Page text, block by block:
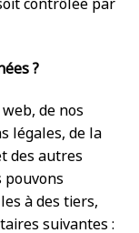
contrôlée par
?
de nos
légales, de la
des autres
pouvons
à des tiers,
suivantes :